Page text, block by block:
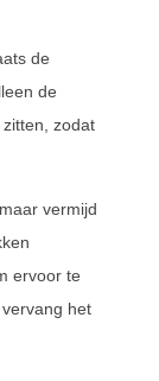
de
de
zodat
vermijd
ervoor te
het